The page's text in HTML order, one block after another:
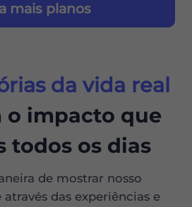
mais planos
da vida real
o impacto que
todos os dias
de mostrar nosso
das experiências e